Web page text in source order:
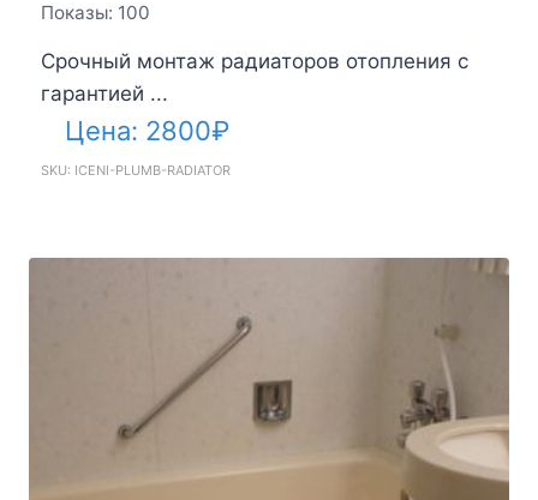
Показы: 100
Срочный монтаж радиаторов отопления с
гарантией ...
Цена: 2800₽
SKU: ICENI-PLUMB-RADIATOR